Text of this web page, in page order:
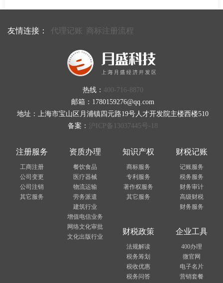
友情连接： 代理记账 商标注册流程
热线： 400-716-8870
邮箱：1780159276@qq.com
地址：上海市宝山区月浦镇四元路19号人才开发院主楼西楼510
备案： 沪ICP备13037445号-18
注册服务
工商注册
公司变更
公司注销
其它服务
资质办理
餐饮食品
医疗器械
物流运输
劳务派遣
建筑行业
增值电信业务
网络文化审批
文化出版行业
知识产权
商标服务
专利服务
著作权服务
其它服务
财税记账
记账服务
税务服务
财务审计
高级财税
财务服务
财税政策
法规解读
税务筹划
税收优惠
税务问答
企业工具
400办理
微官网
电子名片
营销套餐